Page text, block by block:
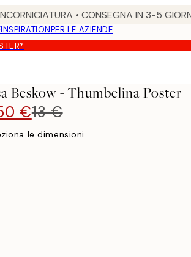
• CONSEGNA IN 3-5
INSPIRATIONPER LE AZIENDE
Beskow - Thumbelina Poster
€13 €
le dimensioni